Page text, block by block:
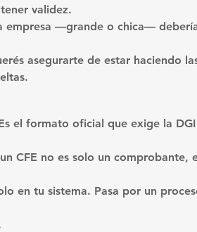
validez.
empresa —grande o chica—
asegurarte de estar haciendo
el formato oficial que exige la DGI
CFE no es solo un comprobante,
en tu sistema. Pasa por un